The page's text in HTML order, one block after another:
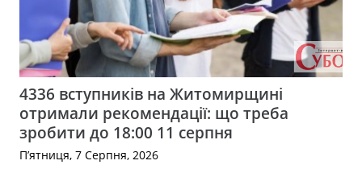
4336 вступників на Житомирщині
отримали рекомендації: що треба
зробити до 18:00 11 серпня
П’ятниця, 7 Серпня, 2026